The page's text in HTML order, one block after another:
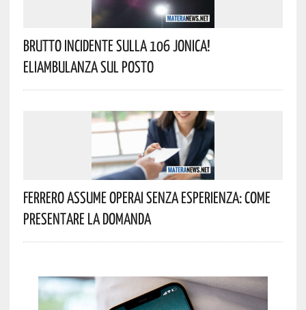
Brutto Incidente Sulla 106 Jonica!
Eliambulanza Sul Posto
Ferrero Assume Operai Senza Esperienza: Come
Presentare La Domanda